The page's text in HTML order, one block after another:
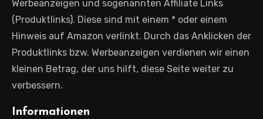
Werbeanzeigen und sogenannten Affiliate Links
(Produktlinks). Diese sind mit einem * oder einem
Hinweis auf Amazon verlinkt. Durch das Anklicken der
Produktlinks bzw. Werbeanzeigen verdienen wir einen
kleinen Betrag, der uns hilft, diese Seite weiter zu
verbessern.
Informationen